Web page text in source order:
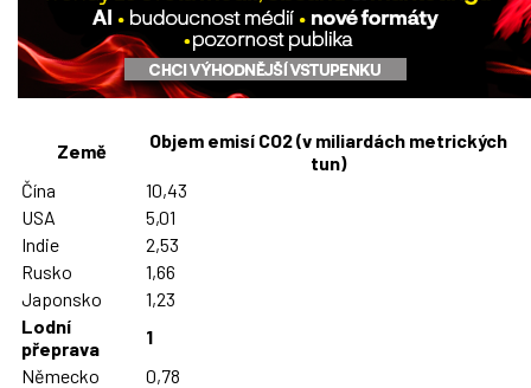
Země
Objem emisí CO2 (v miliardách metrických
tun)
Čína
10,43
USA
5,01
Indie
2,53
Rusko
1,66
Japonsko
1,23
Lodní
přeprava
1
Německo
0,78